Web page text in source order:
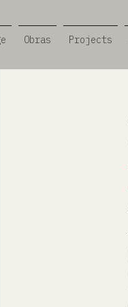
Obras Projects